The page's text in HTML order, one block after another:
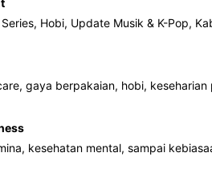
Hobi, Update Musik & K-Pop,
gaya berpakaian, hobi,
kesehatan mental, sampai